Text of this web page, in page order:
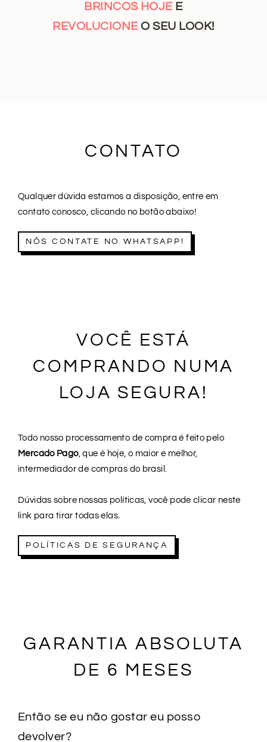
BRINCOS HOJEE
REVOLUCIONEO SEU LOOK!
CONTATO
Qualquer dúvida estamos a disposição, entre em
contato conosco, clicando no botão abaixo!
NÔS CONTATE NO WHATSAPP!
VOCÊ ESTÁ
COMPRANDO NUMA
LOJA SEGURA!
Todo nosso processamento de compra é feito pelo
Mercado Pago, que é hoje, o maior e melhor,
intermediador de compras do brasil.
Dúvidas sobre nossas políticas, você pode clicar neste
link para tirar todas elas.
POLÍTICAS DE SEGURANÇA
GARANTIA ABSOLUTA
DE 6 MESES
Então se eu não gostar eu posso
devolver?